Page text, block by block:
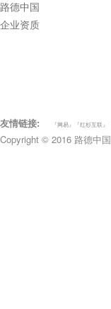
路德中国
企业资质
友情链接: 『网易』 『红杉互联』
Copyright © 2016 路德中国